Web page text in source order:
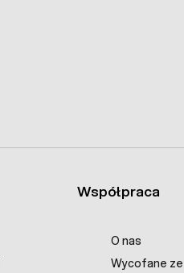
Współpraca
O nas
Wycofane ze